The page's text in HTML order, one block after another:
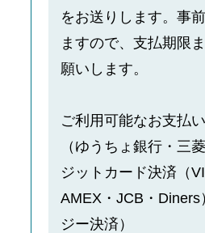
をお送りします。事
ますので、支払期限
願いします。
ご利用可能なお支払
（ゆうちょ銀行・三
ジットカード決済（
AMEX・JCB・Diners
ジー決済）